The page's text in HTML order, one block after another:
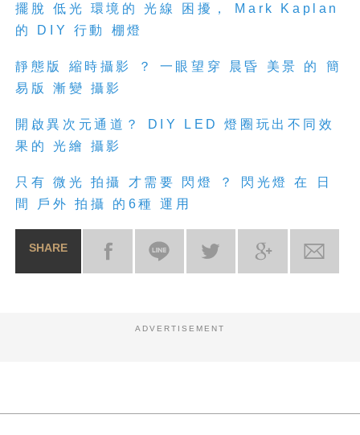
擺脫 低光 環境的 光線 困擾， Mark Kaplan
的 DIY 行動 棚燈
靜態版 縮時攝影 ？ 一眼望穿 晨昏 美景 的 簡
易版 漸變 攝影
開啟異次元通道？ DIY LED 燈圈玩出不同效
果的 光繪 攝影
只有 微光 拍攝 才需要 閃燈 ？ 閃光燈 在 日
間 戶外 拍攝 的6種 運用
SHARE
ADVERTISEMENT